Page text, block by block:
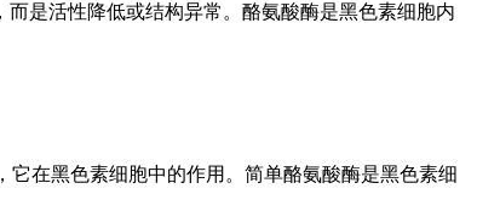
是活性降低或结构异常。酪氨酸酶是黑色素细胞内
在黑色素细胞中的作用。简单酪氨酸酶是黑色素细